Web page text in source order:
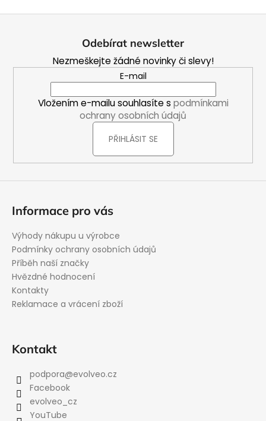
Odebírat newsletter
Nezmeškejte žádné novinky či slevy!
E-mail
Vložením e-mailu souhlasíte s podmínkami
ochrany osobních údajů
PŘIHLÁSIT SE
Informace pro vás
Výhody nákupu u výrobce
Podmínky ochrany osobních údajů
Příběh naší značky
Hvězdné hodnocení
Kontakty
Reklamace a vrácení zboží
Kontakt
podpora@evolveo.cz
Facebook
evolveo_cz
YouTube